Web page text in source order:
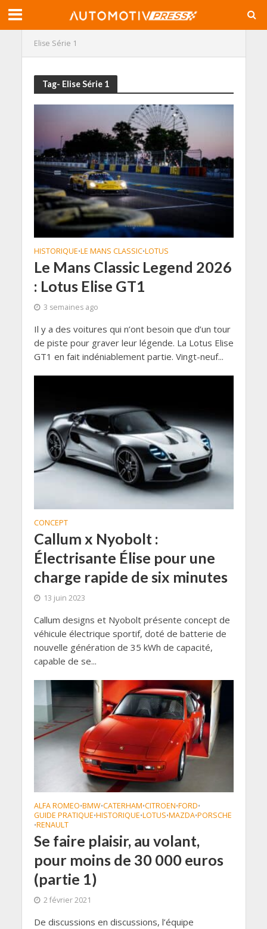
Elise Série 1
Tag- Elise Série 1
HISTORIQUE•LE MANS CLASSIC•LOTUS
Le Mans Classic Legend 2026
: Lotus Elise GT1
3 semaines ago
Il y a des voitures qui n’ont besoin que d’un tour
de piste pour graver leur légende. La Lotus Elise
GT1 en fait indéniablement partie. Vingt-neuf...
CONCEPT
Callum x Nyobolt :
Électrisante Élise pour une
charge rapide de six minutes
13 juin 2023
Callum designs et Nyobolt présente concept de
véhicule électrique sportif, doté de batterie de
nouvelle génération de 35 kWh de capacité,
capable de se...
ALFA ROMEO•BMW•CATERHAM•CITROEN•FORD•
GUIDE PRATIQUE•HISTORIQUE•LOTUS•MAZDA•PORSCHE
•RENAULT
Se faire plaisir, au volant,
pour moins de 30 000 euros
(partie 1)
2 février 2021
De discussions en discussions, l’équipe